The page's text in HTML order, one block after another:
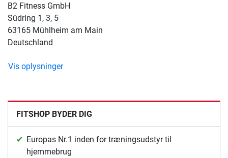
B2 Fitness GmbH
Südring 1, 3, 5
63165 Mühlheim am Main
Deutschland
Vis oplysninger
FITSHOP BYDER DIG
Europas Nr.1 inden for træningsudstyr til
hjemmebrug